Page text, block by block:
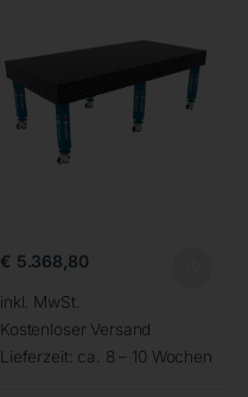
€ 5.368,80
inkl. MwSt.
Kostenloser Versand
Lieferzeit: ca. 8 – 10 Wochen